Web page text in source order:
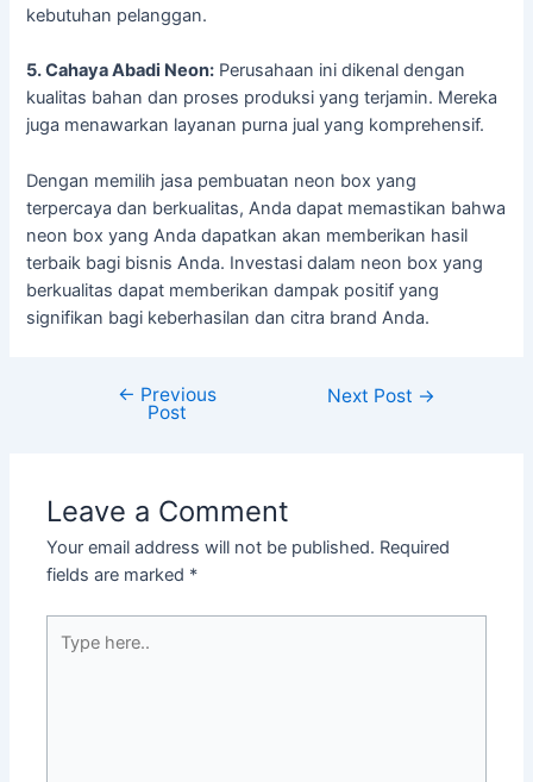
kebutuhan pelanggan.
5. Cahaya Abadi Neon: Perusahaan ini dikenal dengan
kualitas bahan dan proses produksi yang terjamin. Mereka
juga menawarkan layanan purna jual yang komprehensif.
Dengan memilih jasa pembuatan neon box yang
terpercaya dan berkualitas, Anda dapat memastikan bahwa
neon box yang Anda dapatkan akan memberikan hasil
terbaik bagi bisnis Anda. Investasi dalam neon box yang
berkualitas dapat memberikan dampak positif yang
signifikan bagi keberhasilan dan citra brand Anda.
← Previous
Post
Next Post →
Leave a Comment
Your email address will not be published. Required
fields are marked *
here..